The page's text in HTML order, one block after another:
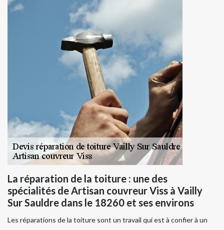
La réparation de la toiture : une des
spécialités de Artisan couvreur Viss à Vailly
Sur Sauldre dans le 18260 et ses environs
Les réparations de la toiture sont un travail qui est à confier à un